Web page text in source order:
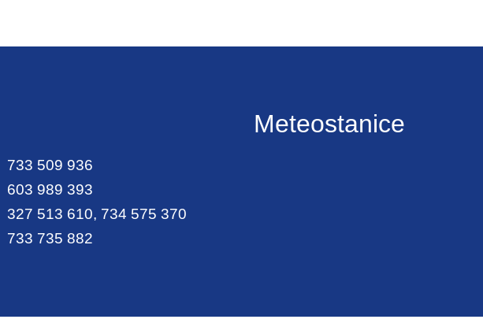
733 509 936
603 989 393
327 513 610, 734 575 370
733 735 882
Meteostanice